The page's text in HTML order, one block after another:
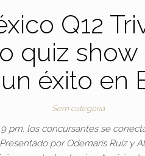
Q12
quiz
éxito en
Sem categoria
pm. los concursantes se
por Odemaris Ruíz y